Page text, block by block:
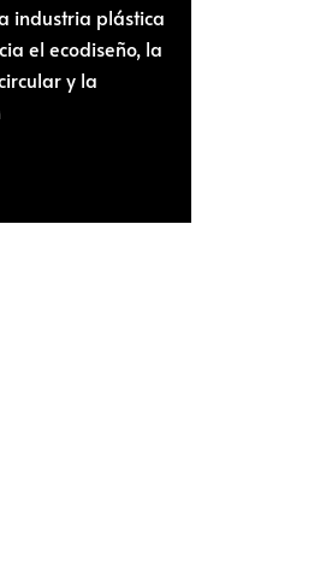
industria plástica
el ecodiseño, la
y la